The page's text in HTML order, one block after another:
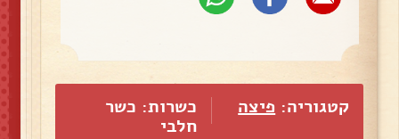
קטגוריה: פיצה
כשרות: כשר
חלבי